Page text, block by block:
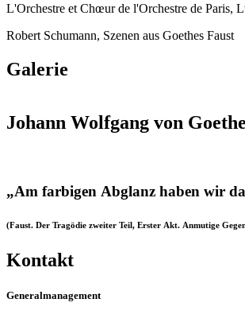
L'Orchestre et Chœur de l'Orchestre de Paris,
Robert Schumann, Szenen aus Goethes Faust
Galerie
Johann Wolfgang von Goethe
„Am farbigen Abglanz haben wir
(Faust. Der Tragödie zweiter Teil, Erster Akt. Anmutige
Kontakt
Generalmanagement